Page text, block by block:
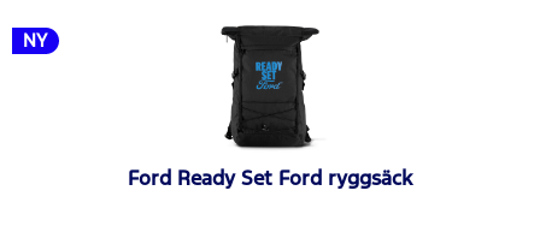
NY
Ford Ready Set Ford ryggsäck